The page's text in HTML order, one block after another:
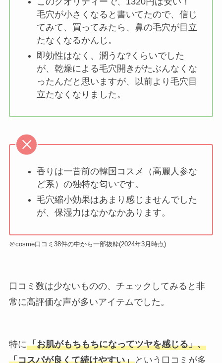
毛穴が小さくなると書いてたので、信じ
てみて、買ってみたら、鼻の毛穴が目立
たなくなるかんじ。
即効性はなく、潤うな?くらいでした
が、乾燥による毛穴開きがたぶんなくな
ったんだと思いますが、以前より毛穴目
立たなくなりました。
香りは一昔前の韓国コスメ（高麗人参な
ど系）の独特な匂いです。
毛穴縮小効果はあまり感じませんでした
が、保湿力はなかなかあります。
＠cosme口コミ38件の中から一部抜粋(2024年3月時点)
口コミ数は少ないものの、チェックしてみると非
常に高評価な声が多いアイテムでした。
特に「お肌がもちもちになってツヤを感じる」、
「コスパが良くて続けやすい」という口コミが多